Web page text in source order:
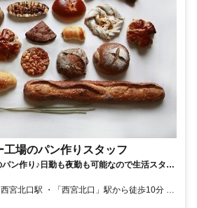
場のパン作りスタッフ
ン作り♪日勤も夜勤も可能なので生活スタイ
」駅から徒歩10分 ・
Ｋなので、